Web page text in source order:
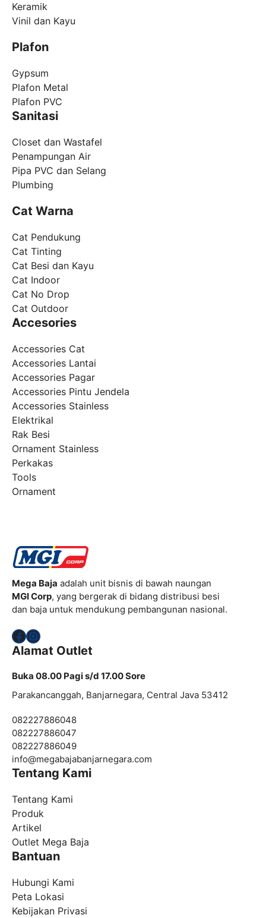
Keramik
Vinil dan Kayu
Plafon
Gypsum
Plafon Metal
Plafon PVC
Sanitasi
Closet dan Wastafel
Penampungan Air
Pipa PVC dan Selang
Plumbing
Cat Warna
Cat Pendukung
Cat Tinting
Cat Besi dan Kayu
Cat Indoor
Cat No Drop
Cat Outdoor
Accesories
Accessories Cat
Accessories Lantai
Accessories Pagar
Accessories Pintu Jendela
Accessories Stainless
Elektrikal
Rak Besi
Ornament Stainless
Perkakas
Tools
Ornament
Mega Baja adalah unit bisnis di bawah naungan
MGI Corp, yang bergerak di bidang distribusi besi
dan baja untuk mendukung pembangunan nasional.
Facebook
Instagram
Alamat Outlet
Buka 08.00 Pagi s/d 17.00 Sore
Parakancanggah, Banjarnegara, Central Java 53412
082227886048
082227886047
082227886049
info@megabajabanjarnegara.com
Tentang Kami
Tentang Kami
Produk
Artikel
Outlet Mega Baja
Bantuan
Hubungi Kami
Peta Lokasi
Kebijakan Privasi